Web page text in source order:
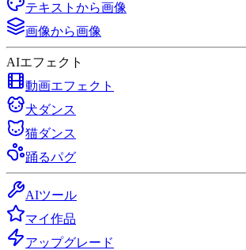
テキストから画像
画像から画像
AIエフェクト
動画エフェクト
犬ダンス
猫ダンス
踊るパグ
AIツール
マイ作品
アップグレード